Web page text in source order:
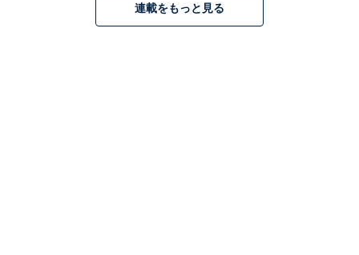
連載をもっと見る